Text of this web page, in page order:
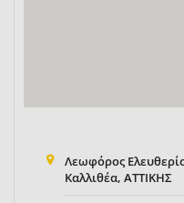
Λεωφόρος
Καλλιθέα, ΑΤΤΙΚΗΣ